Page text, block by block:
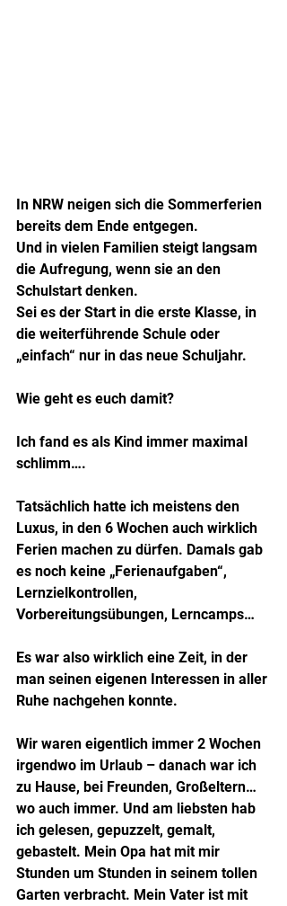
In NRW neigen sich die Sommerferien
bereits dem Ende entgegen.
Und in vielen Familien steigt langsam
die Aufregung, wenn sie an den
Schulstart denken.
Sei es der Start in die erste Klasse, in
die weiterführende Schule oder
„einfach“ nur in das neue Schuljahr.
Wie geht es euch damit?
Ich fand es als Kind immer maximal
schlimm….
Tatsächlich hatte ich meistens den
Luxus, in den 6 Wochen auch wirklich
Ferien machen zu dürfen. Damals gab
es noch keine „Ferienaufgaben“,
Lernzielkontrollen,
Vorbereitungsübungen, Lerncamps…
Es war also wirklich eine Zeit, in der
man seinen eigenen Interessen in aller
Ruhe nachgehen konnte.
Wir waren eigentlich immer 2 Wochen
irgendwo im Urlaub – danach war ich
zu Hause, bei Freunden, Großeltern…
wo auch immer. Und am liebsten hab
ich gelesen, gepuzzelt, gemalt,
gebastelt. Mein Opa hat mit mir
Stunden um Stunden in seinem tollen
Garten verbracht. Mein Vater ist mit